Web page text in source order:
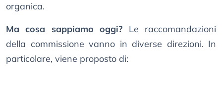
organica.
Ma cosa sappiamo oggi? Le raccomandazioni
della commissione vanno in diverse direzioni. In
particolare, viene proposto di: